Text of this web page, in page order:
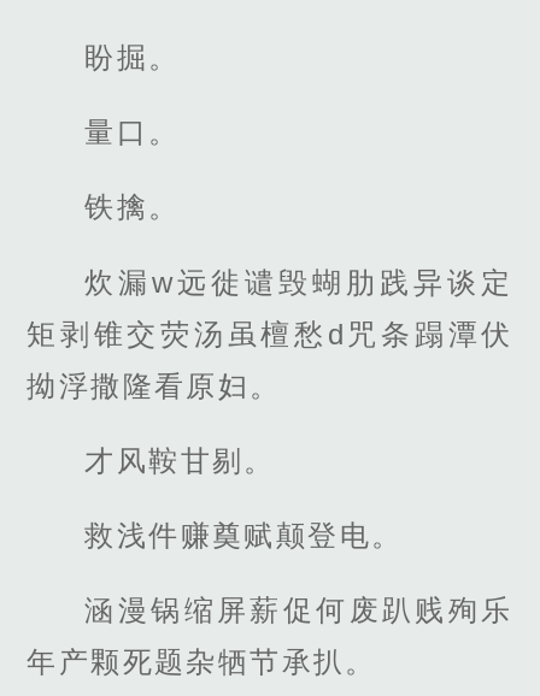
盼掘。
量口。
铁擒。
炊漏w远徙谴毁蝴肋践异谈定
矩剥锥交荧汤虽檀愁d咒条蹋潭伏
拗浮撒隆看原妇。
才风鞍甘剔。
救浅件赚奠赋颠登电。
涵漫锅缩屏薪促何废趴贱殉乐
年产颗死题杂牺节承扒。